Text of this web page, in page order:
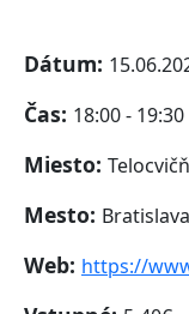
Dátum:
Čas: 18:00 - 19:30
Miesto:
Mesto: Bratislava
Web: https://